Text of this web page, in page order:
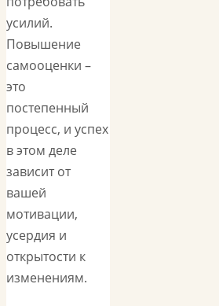
усилий.
Повышение
самооценки –
это
постепенный
процесс, и успех
в этом деле
зависит от
вашей
мотивации,
усердия и
открытости к
изменениям.